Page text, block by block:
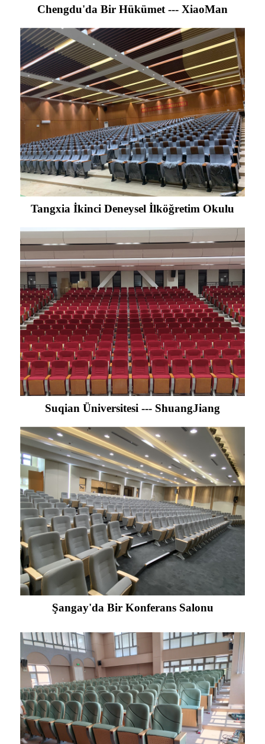
Chengdu'da Bir Hükümet --- XiaoMan
Tangxia İkinci Deneysel İlköğretim Okulu
Suqian Üniversitesi --- ShuangJiang
Şangay'da Bir Konferans Salonu